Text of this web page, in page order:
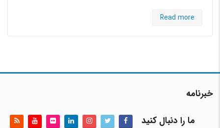
Read more
خبرنامه
ما را دنبال کنید